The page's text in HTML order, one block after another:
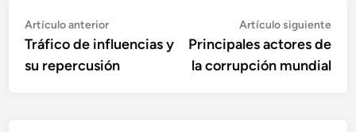
Navegación
de
entradas
Artículo anteriorArtículo
anterior:
Tráfico de influencias y
su repercusión
Artículo siguiente
Principales actores de
la corrupción mundial